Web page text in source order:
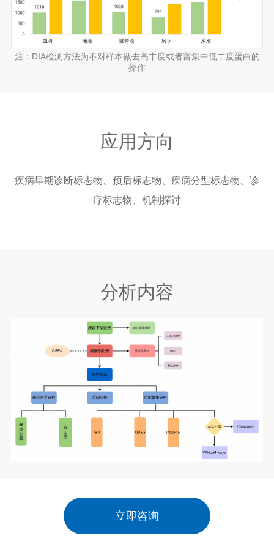
注：DIA检测方法为不对样本做去高丰度或者富集中低丰度蛋白的
操作
应用方向
疾病早期诊断标志物、预后标志物、疾病分型标志物、诊
疗标志物、机制探讨
分析内容
立即咨询